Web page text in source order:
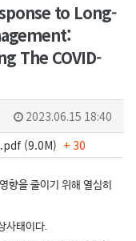
to Long-
The COVID-
2023.06.15 18:40
(9.0M) + 30
향을 줄이기 위해 열심히
사태이다.